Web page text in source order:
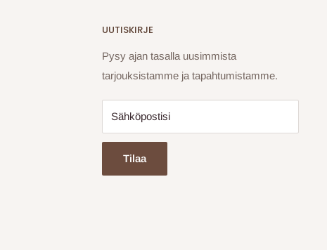
UUTISKIRJE
Pysy ajan tasalla uusimmista
tarjouksistamme ja tapahtumistamme.
Sähköpostisi
Tilaa